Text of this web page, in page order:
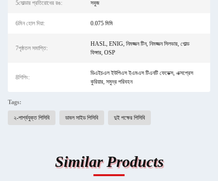
5সোল্ডার প্রতিরোধের রঙ: সবুজ
6মিন হোল দিয়া: 0.075 মিমি
7পৃষ্ঠতল সমাপ্তি:
HASL, ENIG, নিমজ্জন টিন, নিমজ্জন সিলভার, গোল্ড
ফিঙ্গার, OSP
8শিপিং:
ডিএইচএল ইউপিএস ইএমএস টিএনটি ফেডেক্স, এক্সপ্রেস
কুরিয়ার, সমুদ্র পরিবহন
Tags:
২-পার্শ্বযুক্ত পিসিবি ডাবল সাইড পিসিবি দুই পক্ষের পিসিবি
Similar Products